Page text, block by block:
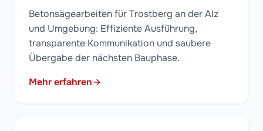
Betonsägearbeiten für Trostberg an der Alz
und Umgebung: Effiziente Ausführung,
transparente Kommunikation und saubere
Übergabe der nächsten Bauphase.
Mehr erfahren